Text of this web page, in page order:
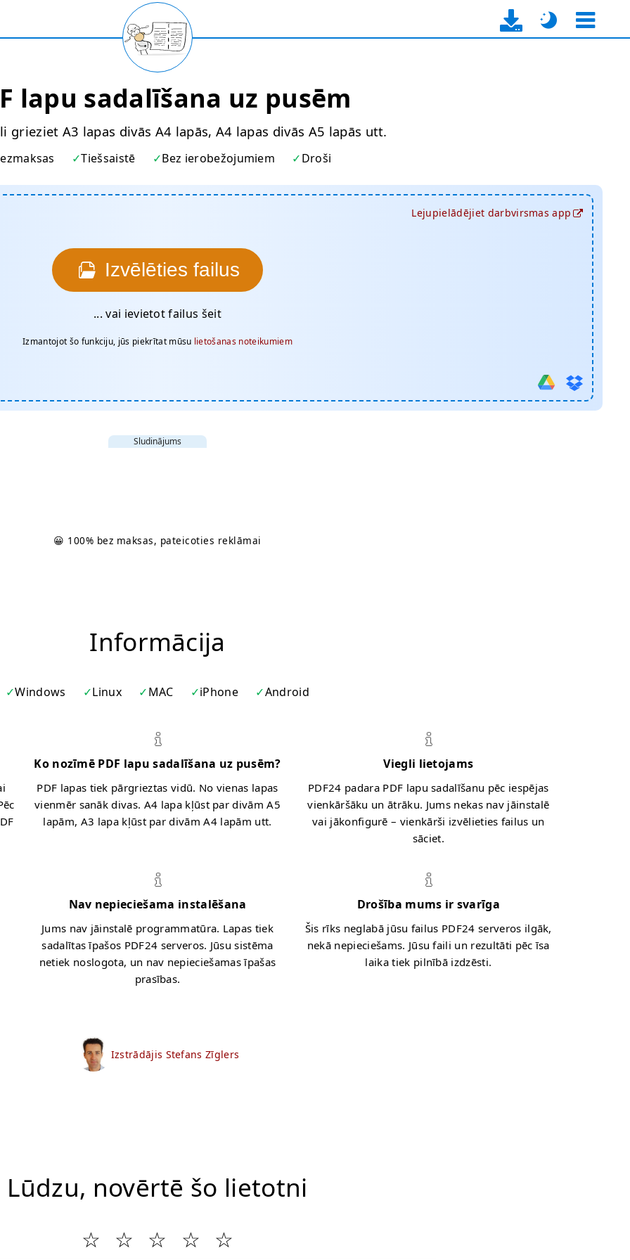
lapu sadalīšana uz pusēm
grieziet A3 lapas divās A4 lapās, A4 lapas divās A5 lapās utt.
Tiešsaistē Bez ierobežojumiem Droši
Izvēlēties failus
... vai ievietot failus šeit
Izmantojot šo funkciju, jūs piekrītat mūsu lietošanas noteikumiem
Lejupielādējiet darbvirsmas app
Sludinājums
😀 100% bez maksas, pateicoties reklāmai
Informācija
Windows Linux MAC iPhone Android
Ko nozīmē PDF lapu sadalīšana uz pusēm?
PDF lapas tiek pārgrieztas vidū. No vienas lapas
vienmēr sanāk divas. A4 lapa kļūst par divām A5
lapām, A3 lapa kļūst par divām A4 lapām utt.
Viegli lietojams
PDF24 padara PDF lapu sadalīšanu pēc iespējas
vienkāršāku un ātrāku. Jums nekas nav jāinstalē
vai jākonfigurē – vienkārši izvēlieties failus un
sāciet.
Nav nepieciešama instalēšana
Jums nav jāinstalē programmatūra. Lapas tiek
sadalītas īpašos PDF24 serveros. Jūsu sistēma
netiek noslogota, un nav nepieciešamas īpašas
prasības.
Drošība mums ir svarīga
Šis rīks neglabā jūsu failus PDF24 serveros ilgāk,
nekā nepieciešams. Jūsu faili un rezultāti pēc īsa
laika tiek pilnībā izdzēsti.
Izstrādājis Stefans Zīglers
Lūdzu, novērtē šo lietotni